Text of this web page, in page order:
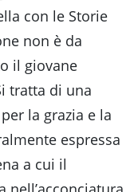
con le Storie
non è da
il giovane
tratta di una
la grazia e la
espressa
a cui il